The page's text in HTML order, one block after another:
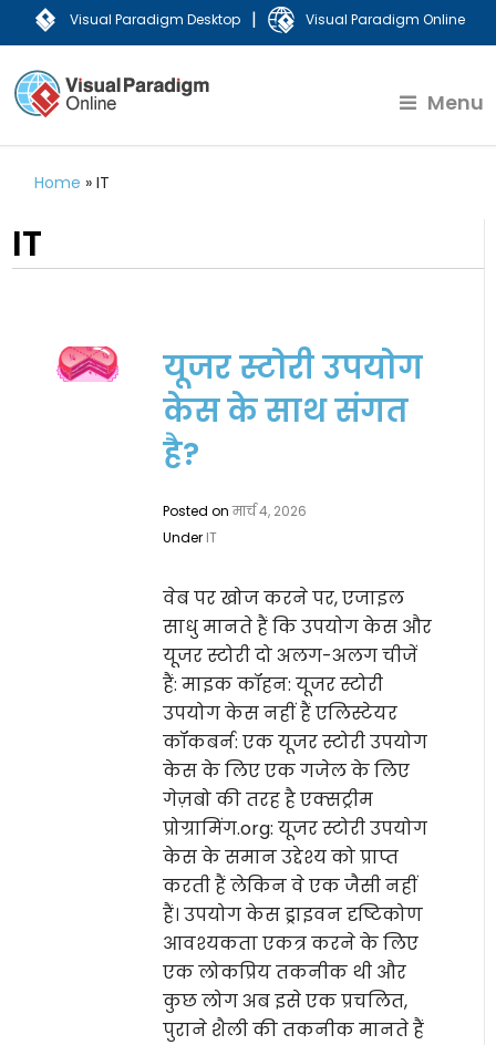
Visual Paradigm Desktop | Visual Paradigm Online
Menu
Home »IT
IT
यूजर स्टोरी उपयोग
केस के साथ संगत
है?
Posted onमार्च 4, 2026
Under IT
वेब पर खोज करने पर, एजाइल
साधु मानते हैं कि उपयोग केस और
यूजर स्टोरी दो अलग-अलग चीजें
हैं: माइक कॉहन: यूजर स्टोरी
उपयोग केस नहीं हैं एलिस्टेयर
कॉकबर्न: एक यूजर स्टोरी उपयोग
केस के लिए एक गजेल के लिए
गेज़बो की तरह है एक्सट्रीम
प्रोग्रामिंग.org: यूजर स्टोरी उपयोग
केस के समान उद्देश्य को प्राप्त
करती हैं लेकिन वे एक जैसी नहीं
हैं। उपयोग केस ड्राइवन दृष्टिकोण
आवश्यकता एकत्र करने के लिए
एक लोकप्रिय तकनीक थी और
कुछ लोग अब इसे एक प्रचलित,
पुराने शैली की तकनीक मानते हैं